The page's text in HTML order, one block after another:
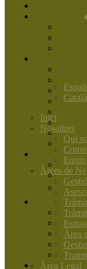
Català
Inici
Nosaltres
Qui
Equip
Àrees de
Àrea
Àrea Legal